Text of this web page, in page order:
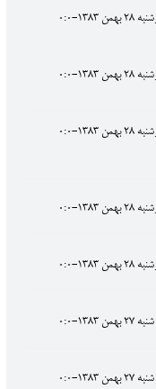
1383-0:0
1383-0:0
1383-0:0
1383-0:0
1383-0:0
1383-0:0
1383-0:0